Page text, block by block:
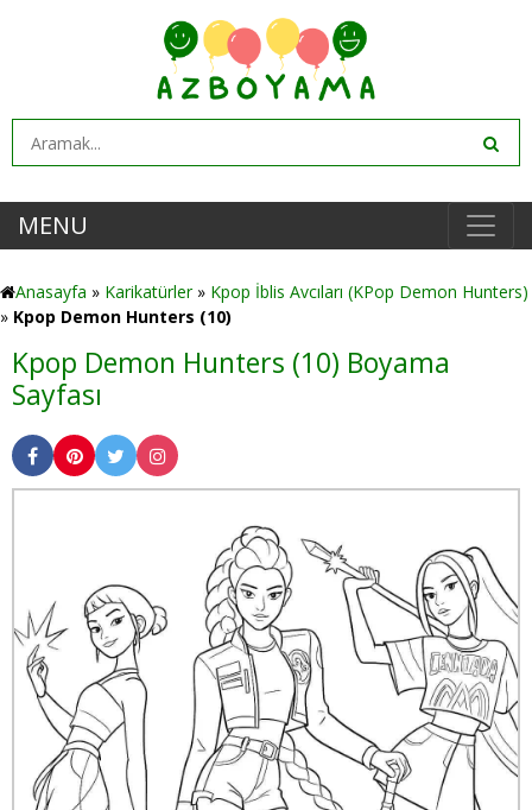
MENU
Anasayfa » Karikatürler» Kpop İblis Avcıları (KPop Demon Hunters)
» Kpop Demon Hunters (10)
Kpop Demon Hunters (10) Boyama
Sayfası